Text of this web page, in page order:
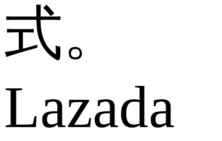
式。
Lazada